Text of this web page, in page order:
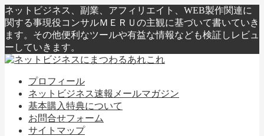
ネットビジネス、副業、アフィリエイト、WEB製作関連に
関する事現役コンサルＭＥＲＵの主観に基づいて書いていき
ます。その他便利なツールや有益な情報なども検証しレビュ
ーしていきます。
プロフィール
ネットビジネス速報メールマガジン
基本購入特典について
お問合せフォーム
サイトマップ